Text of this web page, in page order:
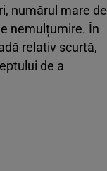
numărul mare de
nemulțumire. În
relativ scurtă,
de a